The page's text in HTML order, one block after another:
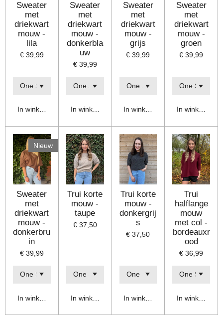
Sweater
met
driekwart
mouw -
lila
€ 39,99
In winkelwagen
Sweater
met
driekwart
mouw -
donkerbla
uw
€ 39,99
In winkelwagen
Sweater
met
driekwart
mouw -
grijs
€ 39,99
In winkelwagen
Sweater
met
driekwart
mouw -
groen
€ 39,99
In
Nieuw
Sweater
met
driekwart
mouw -
donkerbru
in
€ 39,99
In winkelwagen
Trui korte
mouw -
taupe
€ 37,50
In winkelwagen
Trui korte
mouw -
donkergrij
s
€ 37,50
In winkelwagen
Trui
halflange
mouw
met col -
bordeauxr
ood
€ 36,99
In